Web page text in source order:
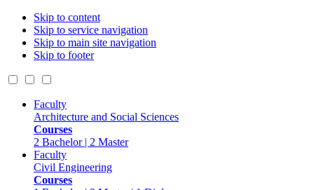
Skip to content
Skip to service navigation
Skip to main site navigation
Skip to footer
Faculty
Architecture and Social Sciences
Courses
2 Bachelor | 2 Master
Faculty
Civil Engineering
Courses